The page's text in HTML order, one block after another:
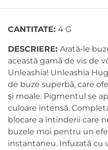
CANTITATE: 4 G
DESCRIERE: Arată-le
această gamă de vis de
Unleashia! Unleashia
de buze superbă, care
și moale. Pigmentul se
culoare intensă.
blocare a întinderii care
buzele moi pentru un
instantaneu. Infuzată cu